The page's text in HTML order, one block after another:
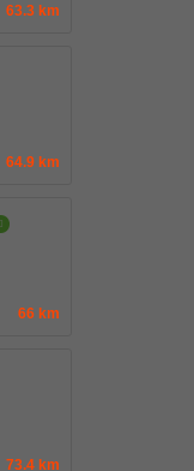
63.3 km
64.9 km
66 km
73.4 km